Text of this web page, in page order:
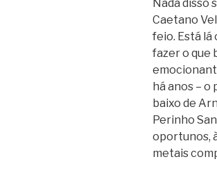
Nada disso
Caetano
feio. Está lá
fazer o que
há anos – o
baixo de
Perinho
oportunos,
metais